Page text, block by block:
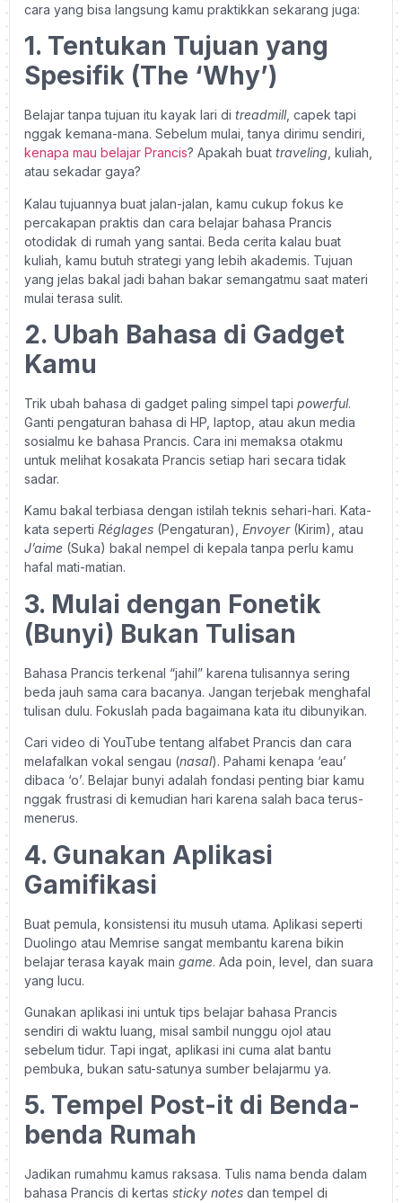
cara yang bisa langsung kamu praktikkan sekarang juga:
1. Tentukan Tujuan yang
Spesifik (The ‘Why’)
Belajar tanpa tujuan itu kayak lari di treadmill, capek tapi
nggak kemana-mana. Sebelum mulai, tanya dirimu sendiri,
kenapa mau belajar Prancis? Apakah buat traveling , kuliah,
atau sekadar gaya?
Kalau tujuannya buat jalan-jalan, kamu cukup fokus ke
percakapan praktis dan cara belajar bahasa Prancis
otodidak di rumah yang santai. Beda cerita kalau buat
kuliah, kamu butuh strategi yang lebih akademis. Tujuan
yang jelas bakal jadi bahan bakar semangatmu saat materi
mulai terasa sulit.
2. Ubah Bahasa di Gadget
Kamu
Trik ubah bahasa di gadget paling simpel tapi powerful.
Ganti pengaturan bahasa di HP, laptop, atau akun media
sosialmu ke bahasa Prancis. Cara ini memaksa otakmu
untuk melihat kosakata Prancis setiap hari secara tidak
sadar.
Kamu bakal terbiasa dengan istilah teknis sehari-hari. Kata-
kata seperti Réglages (Pengaturan), Envoyer(Kirim), atau
J’aime (Suka) bakal nempel di kepala tanpa perlu kamu
hafal mati-matian.
3. Mulai dengan Fonetik
(Bunyi) Bukan Tulisan
Bahasa Prancis terkenal “jahil” karena tulisannya sering
beda jauh sama cara bacanya. Jangan terjebak menghafal
tulisan dulu. Fokuslah pada bagaimana kata itu dibunyikan.
Cari video di YouTube tentang alfabet Prancis dan cara
melafalkan vokal sengau (nasal). Pahami kenapa ‘eau’
dibaca ‘o’. Belajar bunyi adalah fondasi penting biar kamu
nggak frustrasi di kemudian hari karena salah baca terus-
menerus.
4. Gunakan Aplikasi
Gamifikasi
Buat pemula, konsistensi itu musuh utama. Aplikasi seperti
Duolingo atau Memrise sangat membantu karena bikin
belajar terasa kayak main game. Ada poin, level, dan suara
yang lucu.
Gunakan aplikasi ini untuk tips belajar bahasa Prancis
sendiri di waktu luang, misal sambil nunggu ojol atau
sebelum tidur. Tapi ingat, aplikasi ini cuma alat bantu
pembuka, bukan satu-satunya sumber belajarmu ya.
5. Tempel Post-it di Benda-
benda Rumah
Jadikan rumahmu kamus raksasa. Tulis nama benda dalam
bahasa Prancis di kertas sticky notes dan tempel di